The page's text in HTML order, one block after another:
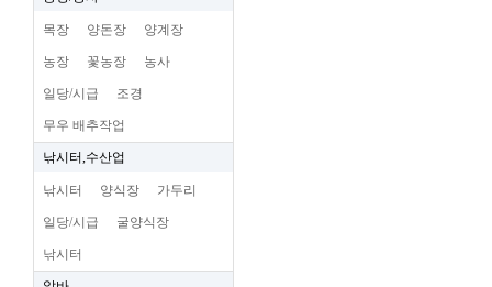
목장 양돈장 양계장
농장 꽃농장 농사
일당/시급 조경
무우 배추작업
낚시터,수산업
낚시터 양식장 가두리
일당/시급 굴양식장
낚시터